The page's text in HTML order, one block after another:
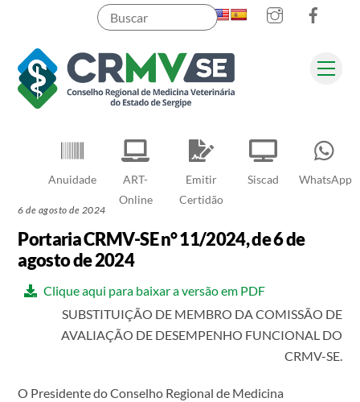
content
Instagram
Anuidade
ART-
Online
Emitir
Certidão
Siscad WhatsApp
6 de agosto de 2024
Portaria CRMV-SE n° 11/2024, de 6 de
agosto de 2024
Clique aqui para baixar a versão em PDF
SUBSTITUIÇÃO DE MEMBRO DA COMISSÃO DE
AVALIAÇÃO DE DESEMPENHO FUNCIONAL DO
CRMV-SE.
O Presidente do Conselho Regional de Medicina